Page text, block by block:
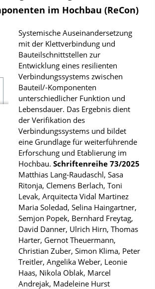
a
s
z
u
r
P
u
b
l
i
k
a
t
i
o
n
im Hochbau (ReCon)
Systemische Auseinandersetzung
mit der Klettverbindung und
Bauteilschnittstellen zur
Entwicklung eines resilienten
Verbindungssystems zwischen
Bauteil/-Komponenten
unterschiedlicher Funktion und
Lebensdauer. Das Ergebnis dient
der Verifikation des
Verbindungssystems und bildet
eine Grundlage für weiterführende
Erforschung und Etablierung im
Hochbau. Schriftenreihe 73/2025
Matthias Lang-Raudaschl, Sasa
Ritonja, Clemens Berlach, Toni
Levak, Arquitecta Vidal Martinez
Maria Soledad, Selina Haingartner,
Semjon Popek, Bernhard Freytag,
David Danner, Ulrich Hirn, Thomas
Harter, Gernot Theuermann,
Christian Zuber, Simon Klima, Peter
Treitler, Angelika Weber, Leonie
Haas, Nikola Oblak, Marcel
Andrejak, Madeleine Hurst